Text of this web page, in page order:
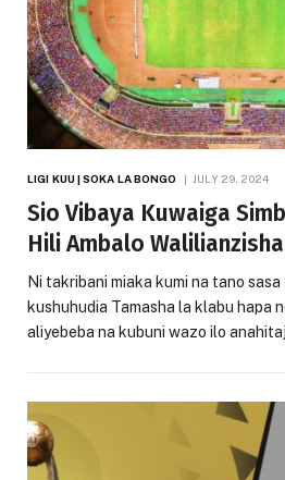
LIGI KUU | SOKA LA BONGO JULY 29, 2024
Sio Vibaya Kuwaiga
Hili Ambalo Walilianzisha
Ni takribani miaka kumi na tano
kushuhudia Tamasha la klabu hapa
aliyebeba na kubuni wazo ilo